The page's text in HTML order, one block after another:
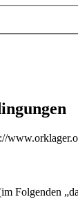
Folgenden